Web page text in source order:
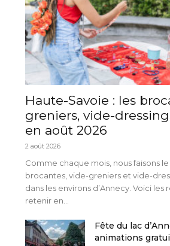
Haute-Savoie : les
greniers, vide-
en août 2026
2 août 2026
Comme chaque mois, nous faisons
brocantes, vide-greniers et vide-
dans les environs d’Annecy. Voici les
retenir en...
Fête du lac
animations